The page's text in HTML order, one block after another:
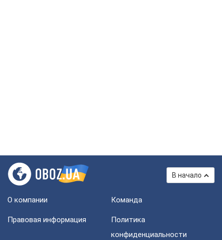
В начало
О компании Команда
Правовая информация
Политика
конфиденциальности